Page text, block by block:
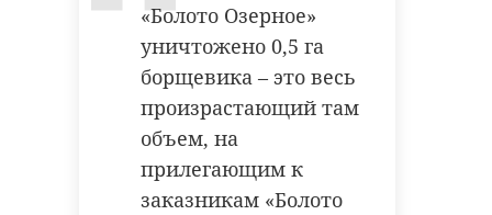
«Болото Озерное»
уничтожено 0,5 га
борщевика – это весь
произрастающий там
объем, на
прилегающим к
заказникам «Болото